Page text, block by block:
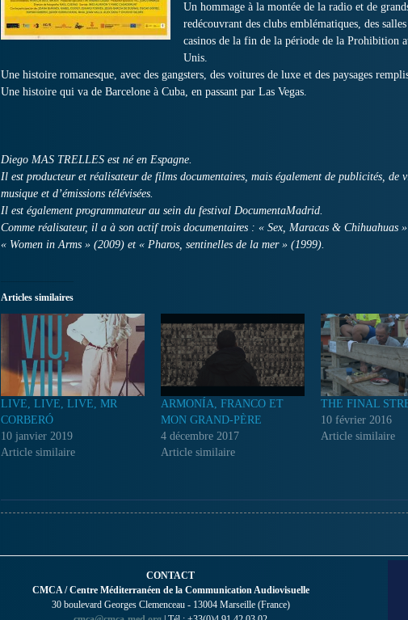
Un hommage à la montée de la radio et de
redécouvrant des clubs emblématiques, des
casinos de la fin de la période de la Prohibition
Unis.
Une histoire romanesque, avec des gangsters, des voitures de luxe et des paysages
Une histoire qui va de Barcelone à Cuba, en passant par Las Vegas.
Diego MAS TRELLES est né en Espagne.
Il est producteur et réalisateur de films documentaires, mais également de publicités, de
musique et d’émissions télévisées.
Il est également programmateur au sein du festival DocumentaMadrid.
Comme réalisateur, il a à son actif trois documentaires : « Sex, Maracas & Chihuahuas
« Women in Arms » (2009) et « Pharos, sentinelles de la mer » (1999).
Articles similaires
LIVE, LIVE, LIVE, MR
CORBERÓ
10 janvier 2019
Article similaire
ARMONÍA, FRANCO ET
MON GRAND-PÈRE
4 décembre 2017
Article similaire
THE FINAL
10 février 2016
Article similaire
CONTACT
CMCA / Centre Méditerranéen de la Communication Audiovisuelle
30 boulevard Georges Clemenceau - 13004 Marseille (France)